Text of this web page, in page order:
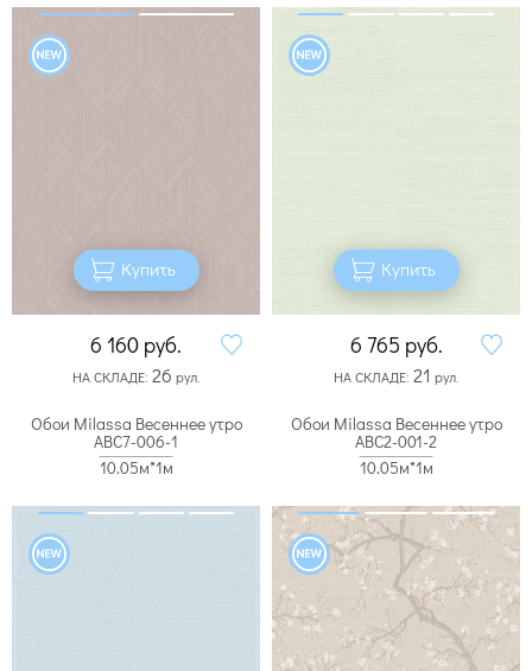
Купить
6 160 руб.
НА СКЛАДЕ: 26 рул.
Купить
6 765 руб.
НА СКЛАДЕ: 21 рул.
Обои Milassa Весеннее утро
ABC7-006-1
10.05м*1м
Обои Milassa Весеннее утро
ABC2-001-2
10.05м*1м